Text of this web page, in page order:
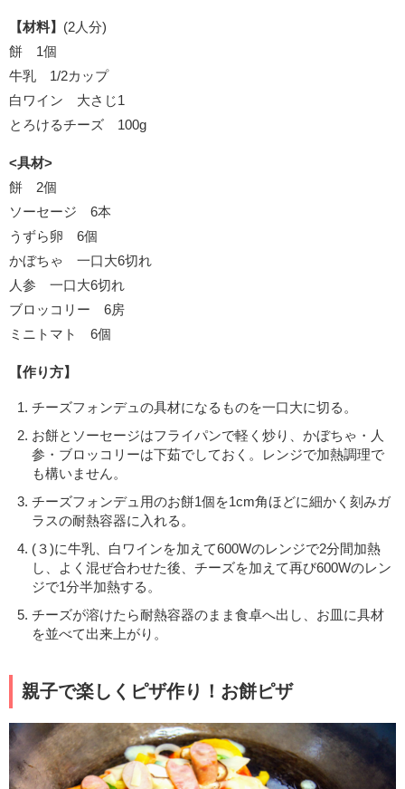
【材料】 (2人分)
餅 1個
牛乳 1/2カップ
白ワイン 大さじ1
とろけるチーズ 100g
<具材>
餅 2個
ソーセージ 6本
うずら卵 6個
かぼちゃ 一口大6切れ
人参 一口大6切れ
ブロッコリー 6房
ミニトマト 6個
【作り方】
チーズフォンデュの具材になるものを一口大に切る。
お餅とソーセージはフライパンで軽く炒り、かぼちゃ・人
参・ブロッコリーは下茹でしておく。レンジで加熱調理で
も構いません。
チーズフォンデュ用のお餅1個を1cm角ほどに細かく刻みガ
ラスの耐熱容器に入れる。
(３)に牛乳、白ワインを加えて600Wのレンジで2分間加熱
し、よく混ぜ合わせた後、チーズを加えて再び600Wのレン
ジで1分半加熱する。
チーズが溶けたら耐熱容器のまま食卓へ出し、お皿に具材
を並べて出来上がり。
親子で楽しくピザ作り！お餅ピザ